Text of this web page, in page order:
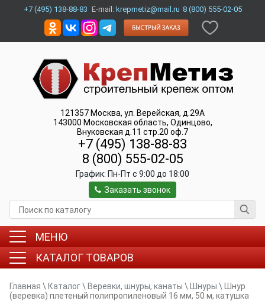
+7 (495) 138-88-83 E-mail: krepmetiz@mail.ru 8 (800) 555-02-05
121357 Москва, ул. Верейская, д.29А
143000 Московская область, Одинцово,
Внуковская д.11 стр.20 оф.7
+7 (495) 138-88-83
8 (800) 555-02-05
График: Пн-Пт c 9:00 до 18:00
Заказать звонок
МЕНЮ
КАТАЛОГ ТОВАРОВ
Главная \ Каталог\ Веревки, шнуры, канаты \ Шнуры \
Шнур
(веревка) плетеный полипропиленовый 16 мм, 50 м, катушка